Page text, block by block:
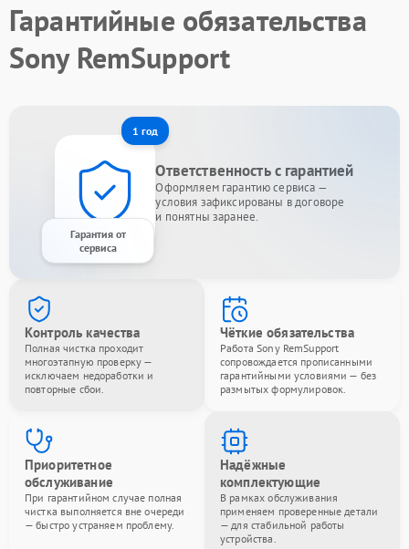
Гарантийные обязательства
Sony RemSupport
1 год
Гарантия от
сервиса
Ответственность с гарантией
Оформляем гарантию сервиса —
условия зафиксированы в договоре
и понятны заранее.
Контроль качества
Полная чистка проходит
многоэтапную проверку —
исключаем недоработки и
повторные сбои.
Чёткие обязательства
Работа Sony RemSupport
сопровождается прописанными
гарантийными условиями — без
размытых формулировок.
Приоритетное
обслуживание
При гарантийном случае полная
чистка выполняется вне очереди
— быстро устраняем проблему.
Надёжные
комплектующие
В рамках обслуживания
применяем проверенные детали
— для стабильной работы
устройства.